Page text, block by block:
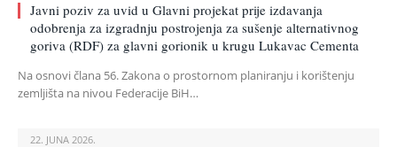
Javni poziv za uvid u Glavni projekat prije izdavanja
odobrenja za izgradnju postrojenja za sušenje alternativnog
goriva (RDF) za glavni gorionik u krugu Lukavac Cementa
Na osnovi člana 56. Zakona o prostornom planiranju i korištenju
zemljišta na nivou Federacije BiH…
22. JUNA 2026.